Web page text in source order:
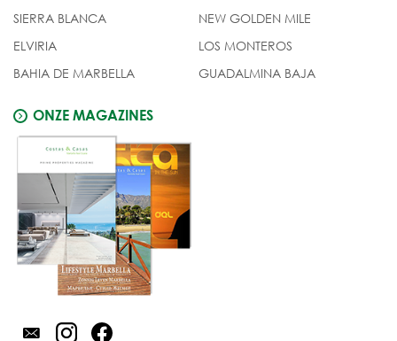
SIERRA BLANCA
ELVIRIA
BAHIA DE MARBELLA
NEW GOLDEN MILE
LOS MONTEROS
GUADALMINA BAJA
ONZE MAGAZINES